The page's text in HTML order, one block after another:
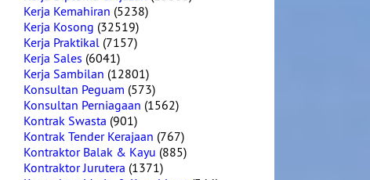
Kerja Kemahiran (5238)
Kerja Kosong (32519)
Kerja Praktikal (7157)
Kerja Sales (6041)
Kerja Sambilan (12801)
Konsultan Peguam (573)
Konsultan Perniagaan (1562)
Kontrak Swasta (901)
Kontrak Tender Kerajaan (767)
Kontraktor Balak & Kayu (885)
Kontraktor Jurutera (1371)